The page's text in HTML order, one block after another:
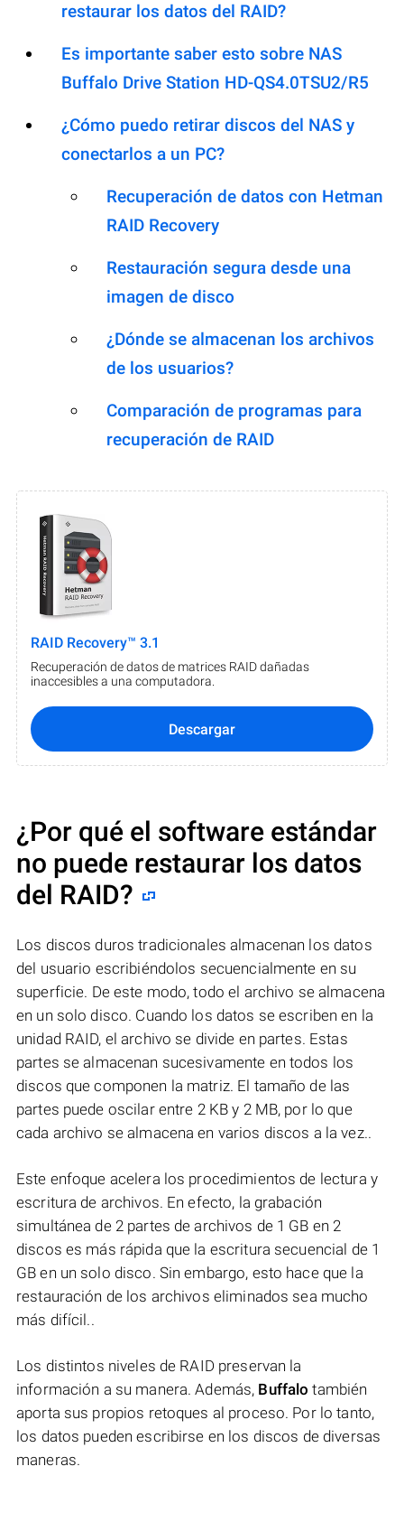
restaurar los datos del RAID?
Es importante saber esto sobre NAS
Buffalo Drive Station HD-QS4.0TSU2/R5
¿Cómo puedo retirar discos del NAS y
conectarlos a un PC?
Recuperación de datos con Hetman
RAID Recovery
Restauración segura desde una
imagen de disco
¿Dónde se almacenan los archivos
de los usuarios?
Comparación de programas para
recuperación de RAID
RAID Recovery™ 3.1
Recuperación de datos de matrices RAID dañadas
inaccesibles a una computadora.
Descargar
¿Por qué el software estándar
no puede restaurar los datos
del RAID?
Los discos duros tradicionales almacenan los datos
del usuario escribiéndolos secuencialmente en su
superficie. De este modo, todo el archivo se almacena
en un solo disco. Cuando los datos se escriben en la
unidad RAID, el archivo se divide en partes. Estas
partes se almacenan sucesivamente en todos los
discos que componen la matriz. El tamaño de las
partes puede oscilar entre 2 KB y 2 MB, por lo que
cada archivo se almacena en varios discos a la vez..
Este enfoque acelera los procedimientos de lectura y
escritura de archivos. En efecto, la grabación
simultánea de 2 partes de archivos de 1 GB en 2
discos es más rápida que la escritura secuencial de 1
GB en un solo disco. Sin embargo, esto hace que la
restauración de los archivos eliminados sea mucho
más difícil..
Los distintos niveles de RAID preservan la
información a su manera. Además, Buffalo también
aporta sus propios retoques al proceso. Por lo tanto,
los datos pueden escribirse en los discos de diversas
maneras.